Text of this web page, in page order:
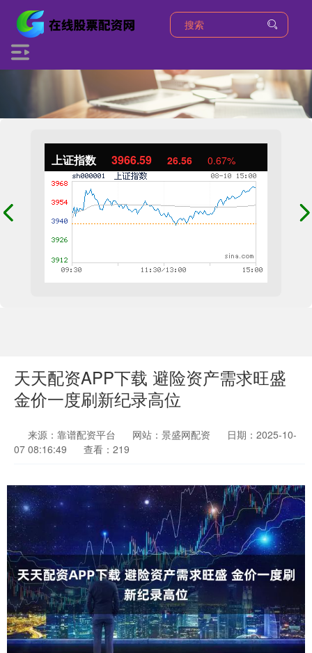
上证指数 3966.59 26.56 0.67%
天天配资APP下载 避险资产需求旺盛
金价一度刷新纪录高位
来源：靠谱配资平台 网站：景盛网配资
日期：2025-10-
07 08:16:49
查看：219